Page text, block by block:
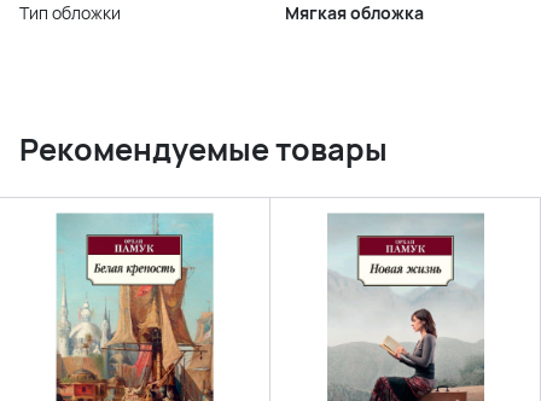
Тип обложки
Мягкая обложка
Рекомендуемые товары